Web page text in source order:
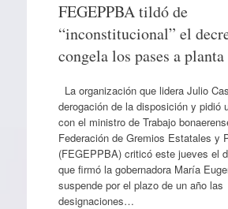
FEGEPPBA tildó de
“inconstitucional” el
congela los pases a planta
La organización que lidera Julio
derogación de la disposición y pidió
con el ministro de Trabajo
Federación de Gremios Estatales y
(FEGEPPBA) criticó este jueves el
que firmó la gobernadora María
suspende por el plazo de un año las
designaciones…